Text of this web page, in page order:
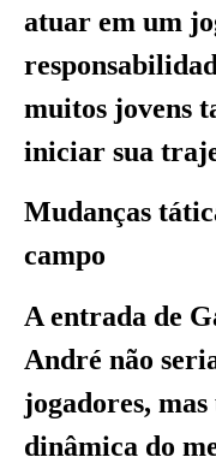
atuar em um
muitos jovens
iniciar sua
Mudanças
campo
A entrada de
André não
jogadores,
dinâmica do